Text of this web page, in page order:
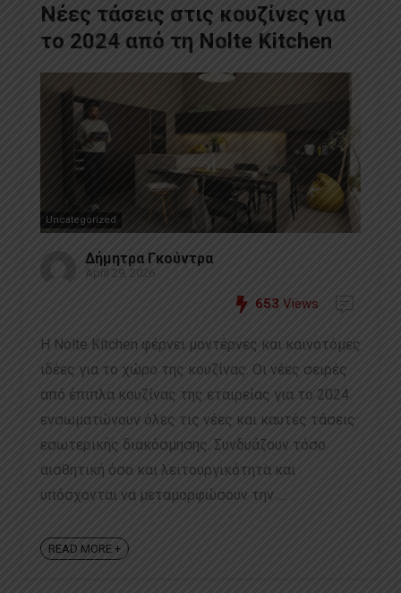
Νέες τάσεις στις κουζίνες για
το 2024 από τη Nolte Kitchen
Uncategorized
Δήμητρα Γκούντρα
April 29, 2026
653 Views
Η Nolte Kitchen φέρνει μοντέρνες και καινοτόμες
ιδέες για το χώρο της κουζίνας. Οι νέες σειρές
από έπιπλα κουζίνας της εταιρείας για το 2024
ενσωματώνουν όλες τις νέες και καυτές τάσεις
εσωτερικής διακόσμησης. Συνδυάζουν τόσο
αισθητική όσο και λειτουργικότητα και
υπόσχονται να μεταμορφώσουν την ...
READ MORE +